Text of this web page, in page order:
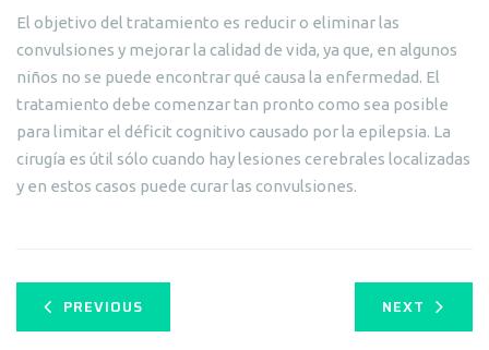
El objetivo del tratamiento es reducir o eliminar las
convulsiones y mejorar la calidad de vida, ya que, en algunos
niños no se puede encontrar qué causa la enfermedad. El
tratamiento debe comenzar tan pronto como sea posible
para limitar el déficit cognitivo causado por la epilepsia. La
cirugía es útil sólo cuando hay lesiones cerebrales localizadas
y en estos casos puede curar las convulsiones.
PREVIOUS NEXT